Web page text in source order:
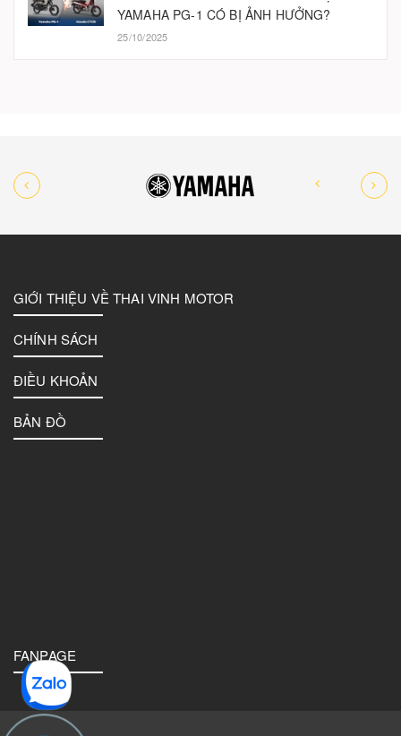
YAMAHA PG-1 CÓ BỊ ẢNH HƯỞNG?
25/10/2025
GIỚI THIỆU VỀ THAI VINH MOTOR
CHÍNH SÁCH
ĐIỀU KHOẢN
BẢN ĐỒ
FANPAGE